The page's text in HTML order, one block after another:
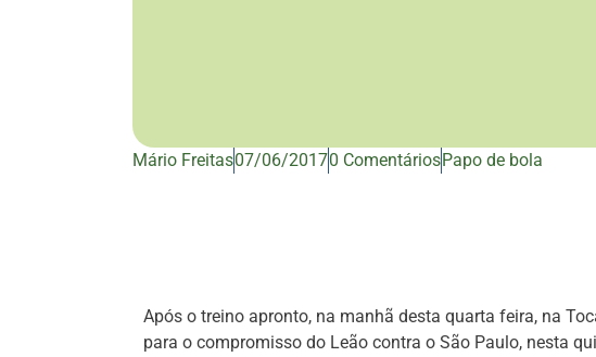
Mário Freitas07/06/20170 ComentáriosPapo de bola
Após o treino apronto, na manhã desta quarta feira, na
para o compromisso do Leão contra o São Paulo, nesta